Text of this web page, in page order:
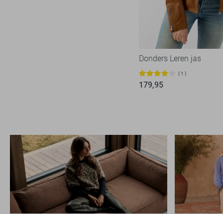
Loungewear
Accessoires
Schoenen
Sportkleding
Overige
Donders Leren jas
1
179,95